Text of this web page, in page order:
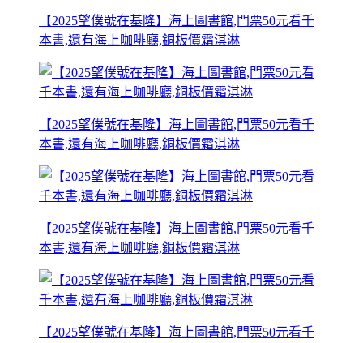
【2025望僕號在基隆】海上圖書館,門票50元看千
本書,還有海上咖啡廳,銅板價霜淇淋
【2025望僕號在基隆】海上圖書館,門票50元看千
本書,還有海上咖啡廳,銅板價霜淇淋
【2025望僕號在基隆】海上圖書館,門票50元看千
本書,還有海上咖啡廳,銅板價霜淇淋
【2025望僕號在基隆】海上圖書館,門票50元看千